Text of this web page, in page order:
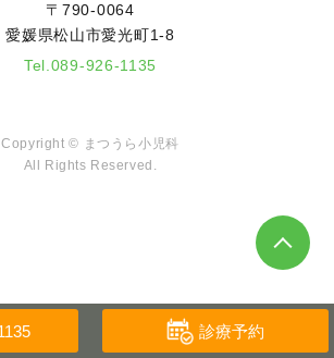
診療予約
〒790-0064
愛媛県松山市愛光町1-8
Tel. 089-926-1135
Copyright © まつうら小児科
All Rights Reserved.